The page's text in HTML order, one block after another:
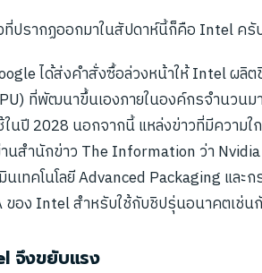
ที่ปรากฏออกมาในสัปดาห์นี้ก็คือ Intel ครั
ได้ส่งคำสั่งซื้อล่วงหน้าให้ Intel ผลิ
ที่พัฒนาขึ้นเองภายในองค์กรจำนวนม
นปี 2028 นอกจากนี้ แหล่งข่าวที่มีความใ
นสำนักข่าว The Information ว่า Nvidia
นเทคโนโลยี Advanced Packaging และ
ของ Intel สำหรับใช้กับชิปรุ่นอนาคตเช่น
จึงขยับแรง